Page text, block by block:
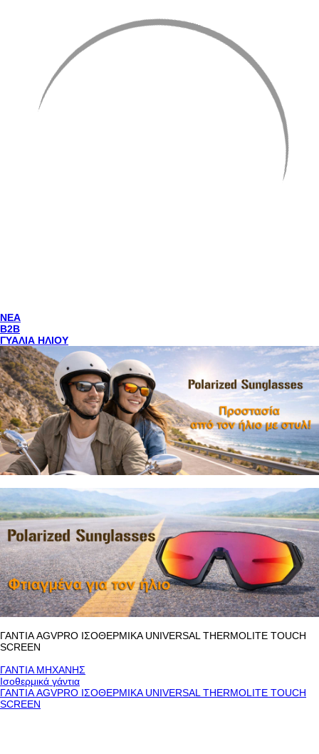
NEA
Β2Β
ΓΥΑΛΙΑ ΗΛΙΟΥ
ΓΑΝΤΙΑ AGVPRO ΙΣΟΘΕΡΜΙΚΑ UNIVERSAL THERMOLITE TOUCH
SCREEN
ΓΑΝΤΙΑ ΜΗΧΑΝΗΣ
Ισοθερμικά γάντια
ΓΑΝΤΙΑ AGVPRO ΙΣΟΘΕΡΜΙΚΑ UNIVERSAL THERMOLITE TOUCH
SCREEN